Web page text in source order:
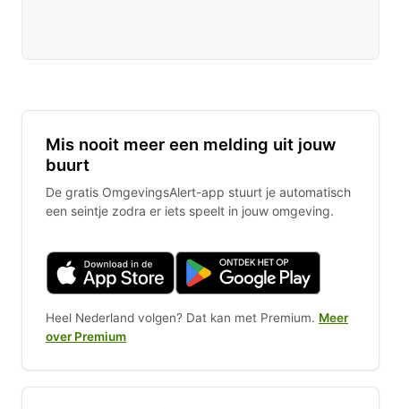
Mis nooit meer een melding uit jouw
buurt
De gratis OmgevingsAlert-app stuurt je automatisch
een seintje zodra er iets speelt in jouw omgeving.
Heel Nederland volgen? Dat kan met Premium. Meer
over Premium